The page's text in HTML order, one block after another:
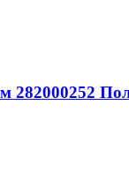
282000252